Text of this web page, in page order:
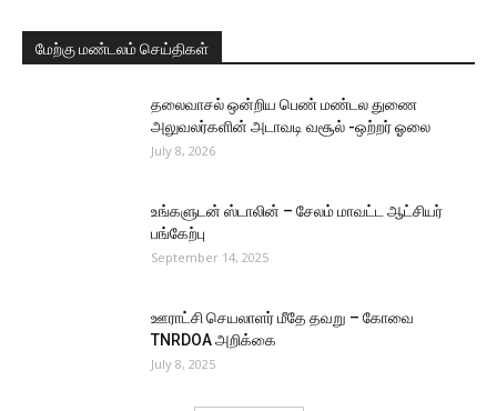
மேற்கு மண்டலம் செய்திகள்
தலைவாசல் ஒன்றிய பெண் மண்டல துணை
அலுவலர்களின் அடாவடி வசூல் -ஒற்றர் ஓலை
July 8, 2026
உங்களுடன் ஸ்டாலின் – சேலம் மாவட்ட ஆட்சியர்
பங்கேற்பு
September 14, 2025
ஊராட்சி செயலாளர் மீதே தவறு – கோவை
TNRDOA அறிக்கை
July 8, 2025